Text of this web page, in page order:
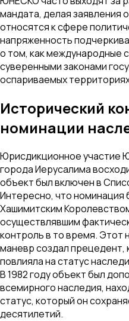
мандата, делая заявления
относятся к сфере
напряженность
о том, как международные
суверенными законами
оспариваемых
Исторический
номинации
Юрисдикционное участие
города Иерусалима
объект был включен в
Интересно, что номинация
Хашимитским
осуществлявшим
контроль в то время. Этот
маневр создал прецедент,
повлияла на статус
В 1982 году объект был
всемирного наследия,
статус, который он
десятилетий.